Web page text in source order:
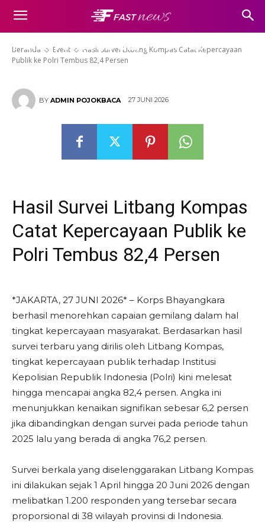
Beranda Event
Hasil Survei Litbang Kompas Catat Kepercayaan
Publik ke Polri Tembus 82,4 Persen
Hasil Survei Litbang Kompas
Catat Kepercayaan Publik ke
Polri Tembus 82,4 Persen
BY ADMIN POJOKBACA 27 JUNI 2026
Hasil Survei Litbang Kompas
Catat Kepercayaan Publik ke
Polri Tembus 82,4 Persen
*JAKARTA, 27 JUNI 2026* – Korps Bhayangkara
berhasil menorehkan capaian gemilang dalam hal
tingkat kepercayaan masyarakat. Berdasarkan hasil
survei terbaru yang dirilis oleh Litbang Kompas,
tingkat kepercayaan publik terhadap Institusi
Kepolisian Republik Indonesia (Polri) kini melesat
hingga mencapai angka 82,4 persen. Angka ini
menunjukkan kenaikan signifikan sebesar 6,2 persen
jika dibandingkan dengan survei pada periode tahun
2025 lalu yang berada di angka 76,2 persen.
Survei berkala yang diselenggarakan Litbang Kompas
ini dilakukan sejak 1 April hingga 20 Juni 2026 dengan
melibatkan 1.200 responden yang tersebar secara
proporsional di 38 wilayah provinsi di Indonesia.